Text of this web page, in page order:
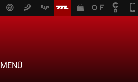
MENÚ